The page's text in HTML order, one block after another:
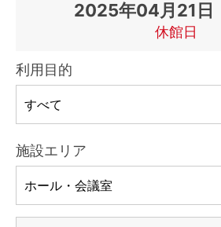
休館日
利用目的
施設エリア